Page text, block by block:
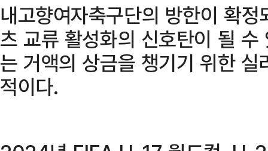
내고향여자축구단의 방한이 확
츠 교류 활성화의 신호탄이 될
는 거액의 상금을 챙기기 위한
적이다.